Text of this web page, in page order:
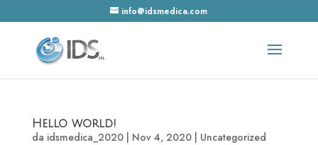
info@idsmedica.com
Hello world!
da idsmedica_2020| Nov 4, 2020| Uncategorized